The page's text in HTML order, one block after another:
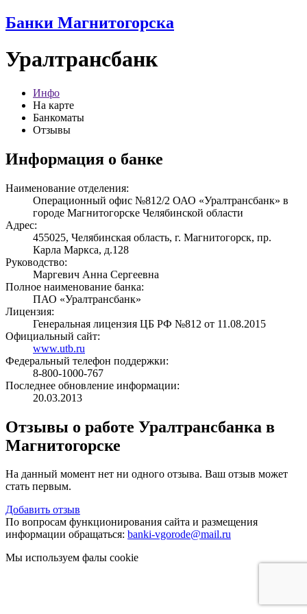
Банки Магнитогорска
Уралтрансбанк
Инфо
На карте
Банкоматы
Отзывы
Информация о банке
Наименование отделения:
Операционный офис №812/2 ОАО «Уралтрансбанк» в
городе Магнитогорске Челябинской области
Адрес:
455025, Челябинская область, г. Магнитогорск, пр.
Карла Маркса, д.128
Руководство:
Маргевич Анна Сергеевна
Полное наименование банка:
ПАО «Уралтрансбанк»
Лицензия:
Генеральная лицензия ЦБ РФ №812 от 11.08.2015
Официальный сайт:
www.utb.ru
Федеральный телефон поддержки:
8-800-1000-767
Последнее обновление информации:
20.03.2013
Отзывы о работе Уралтрансбанка в
Магнитогорске
На данный момент нет ни одного отзыва. Ваш отзыв может
стать первым.
Добавить отзыв
По вопросам функционирования сайта и размещения
информации обращаться: banki-vgorode@mail.ru
Мы используем фалы cookie